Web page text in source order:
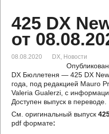
425 DX
от
08.08.2020 DX, Новости
DX Бюллетеня — 425 DX
года, под редакцией Mauro
Valeria Gualerzi, с
Доступен выпуск в переводе.
См. оригинальный выпуск
pdf формате: